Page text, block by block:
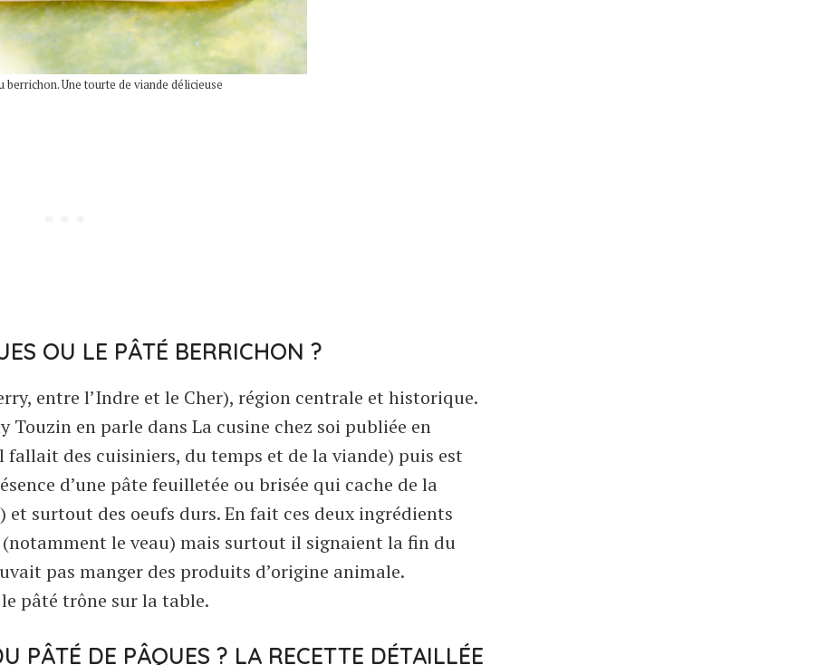
berrichon. Une tourte de viande délicieuse
OU LE PÂTÉ BERRICHON ?
entre l’Indre et le Cher), région centrale et historique.
Touzin en parle dans La cusine chez soi publiée en
des cuisiniers, du temps et de la viande) puis est
d’une pâte feuilletée ou brisée qui cache de la
) et surtout des oeufs durs. En fait ces deux ingrédients
le veau) mais surtout il signaient la fin du
pas manger des produits d’origine animale.
pâté trône sur la table.
PÂTÉ DE PÂQUES ? LA RECETTE DÉTAILLÉE